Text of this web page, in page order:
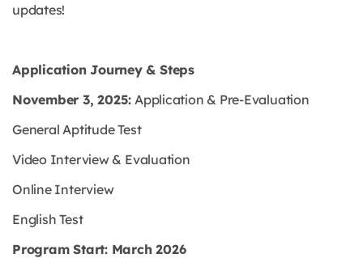
updates!
Application Journey & Steps
November 3, 2025: Application & Pre-Evaluation
General Aptitude Test
Video Interview & Evaluation
Online Interview
English Test
Program Start: March 2026